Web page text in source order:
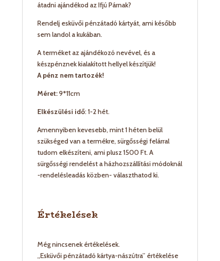
átadni ajándékod az Ifjú Párnak?
Rendelj esküvői pénzátadó kártyát, ami később
sem landol a kukában.
A terméket az ajándékozó nevével, és a
készpénznek kialakított hellyel készítjük!
A pénz nem tartozék!
Méret:9*11cm
Elkészülési idő: 1-2 hét.
Amennyiben kevesebb, mint 1 héten belül
szükséged van a termékre, sürgősségi felárral
tudom elkészíteni, ami plusz 1500 Ft. A
sürgősségi rendelést a házhozszállítási módoknál
-rendelésleadás közben- választhatod ki.
Értékelések
Még nincsenek értékelések.
„Esküvői pénzátadó kártya-nászútra” értékelése